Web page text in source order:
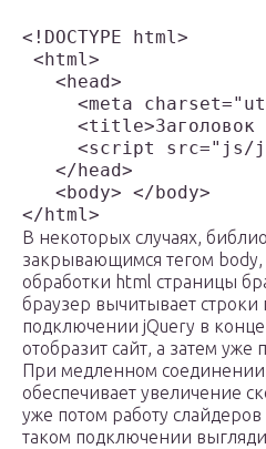
<!DOCTYPE html>
<html>
   <head>
<meta
<title>Заголовок
<script src="js/
   </head>
   <body> </body>
</html>
В некоторых случаях,
закрывающимся тегом body,
обработки html страницы
браузер вычитывает строки
подключении jQuery в
отобразит сайт, а затем
При медленном
обеспечивает увеличение
уже потом работу
таком подключении